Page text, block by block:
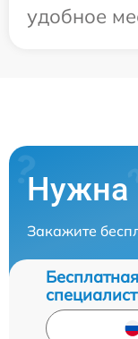
удобное
Нужна
Закажите